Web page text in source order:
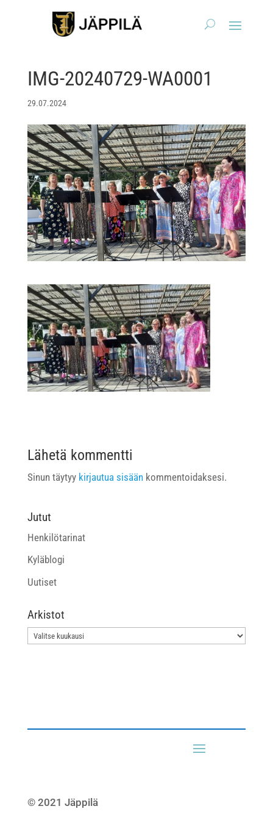
IMG-20240729-WA0001
29.07.2024
Lähetä kommentti
Sinun täytyy kirjautua sisäänkommentoidaksesi.
Jutut
Henkilötarinat
Kyläblogi
Uutiset
Arkistot
Arkistot
© 2021 Jäppilä